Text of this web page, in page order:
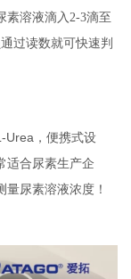
素溶液滴入2-3滴至
过读数就可快速判
Urea ，便携式设
适合尿素生产企
尿素溶液浓度！